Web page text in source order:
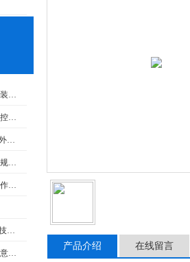
成套软启动控制柜主要元件安装要求和在生产中的应用
水泵控制柜的介绍以及有哪些控制类型
PLC可编程控制柜机械构造和外部回路的检查
户外不锈钢防雨控制箱得安装规范介绍，大家快来看
电控成套直流调速柜优点和工作原理
PLC成功跻身工业自动化三大技术支柱
知道动力柜低压配电柜操作注意事项很重要
产品介绍 在线留言